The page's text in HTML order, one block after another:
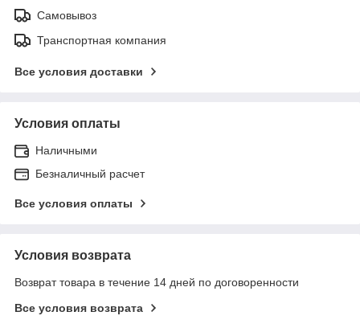
Самовывоз
Транспортная компания
Все условия доставки
Условия оплаты
Наличными
Безналичный расчет
Все условия оплаты
Условия возврата
Возврат товара в течение 14 дней по договоренности
Все условия возврата